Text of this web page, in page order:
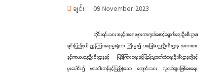
ချင်း 09 November 2023
တိုင်းရင်းသားအခွင့်အရေးများကာကွယ်စောင့်ရှောက်ရေးဦးစီးဌာန၊
ချင်းပြည်နယ် ညွှန်ကြားရေးမှူးရုံးက ကြီးမှူး၍ အခြေခံပညာဦးစီးဌာန၊ အားကစား
နှင့်ကာယပညာဦးစီးဌာနနှင့် ပြန်ကြားရေးနှင့်ပြည်သူ့ဆက်ဆံရေးဦးစီးဌာနတို့နှင့်
ပူးပေါင်း၍ ဗလငါးတန်နှင့်ပြည့်စုံသော ကျောင်းသား လူငယ်များဖြစ်စေရေး